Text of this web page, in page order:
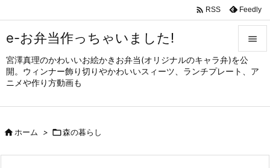
e-お弁当作っちゃいました!
宮澤真理のかわいいお絵かきお弁当(オリジナルのキャラ弁)を公
開。ウィンナー飾り切りやかわいいスィーツ、ランチプレート、ア
ニメや作り方動画も


メニュ
サイド

 RSS Feedly
ホーム > 森の暮らし